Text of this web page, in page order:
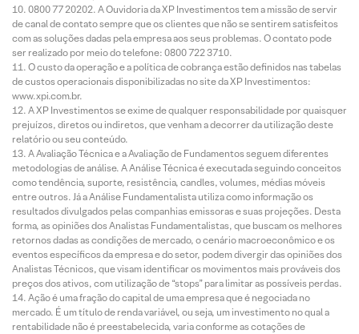
0800 77 20202. A Ouvidoria da XP Investimentos tem a missão de servir
de canal de contato sempre que os clientes que não se sentirem satisfeitos
com as soluções dadas pela empresa aos seus problemas. O contato pode
ser realizado por meio do telefone: 0800 722 3710.
O custo da operação e a política de cobrança estão definidos nas tabelas
de custos operacionais disponibilizadas no site da XP Investimentos:
www.xpi.com.br.
A XP Investimentos se exime de qualquer responsabilidade por quaisquer
prejuízos, diretos ou indiretos, que venham a decorrer da utilização deste
relatório ou seu conteúdo.
A Avaliação Técnica e a Avaliação de Fundamentos seguem diferentes
metodologias de análise. A Análise Técnica é executada seguindo conceitos
como tendência, suporte, resistência, candles, volumes, médias móveis
entre outros. Já a Análise Fundamentalista utiliza como informação os
resultados divulgados pelas companhias emissoras e suas projeções. Desta
forma, as opiniões dos Analistas Fundamentalistas, que buscam os melhores
retornos dadas as condições de mercado, o cenário macroeconômico e os
eventos específicos da empresa e do setor, podem divergir das opiniões dos
Analistas Técnicos, que visam identificar os movimentos mais prováveis dos
preços dos ativos, com utilização de “stops” para limitar as possíveis perdas.
Ação é uma fração do capital de uma empresa que é negociada no
mercado. É um título de renda variável, ou seja, um investimento no qual a
rentabilidade não é preestabelecida, varia conforme as cotações de